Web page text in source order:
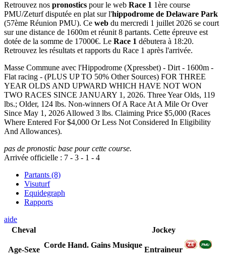
Retrouvez nos pronostics pour le web Race 1 1ère course
PMU/Zeturf disputée en plat sur l'hippodrome de Delaware Park
(57ème Réunion PMU). Ce web du mercredi 1 juillet 2026 se court
sur une distance de 1600m et réunit 8 partants. Cette épreuve est
dotée de la somme de 17000€. Le Race 1 débutera à 18:20.
Retrouvez les résultats et rapports du Race 1 après l'arrivée.
Masse Commune avec l'Hippodrome (Xpressbet) - Dirt - 1600m -
Flat racing - (PLUS UP TO 50% Other Sources) FOR THREE
YEAR OLDS AND UPWARD WHICH HAVE NOT WON
TWO RACES SINCE JANUARY 1, 2026. Three Year Olds, 119
lbs.; Older, 124 lbs. Non-winners Of A Race At A Mile Or Over
Since May 1, 2026 Allowed 3 lbs. Claiming Price $5,000 (Races
Where Entered For $4,000 Or Less Not Considered In Eligibility
And Allowances).
pas de pronostic base pour cette course.
Arrivée officielle : 7 - 3 - 1 - 4
Partants (8)
Visuturf
Equidegraph
Rapports
aide
Cheval
Age-Sexe
Corde Hand. Gains Musique
Jockey
Entraineur